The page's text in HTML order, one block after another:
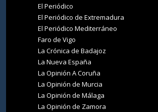
El Periódico
El Periódico de Extremadura
El Periódico Mediterráneo
Faro de Vigo
La Crónica de Badajoz
La Nueva España
La Opinión A Coruña
La Opinión de Murcia
La Opinión de Málaga
La Opinión de Zamora